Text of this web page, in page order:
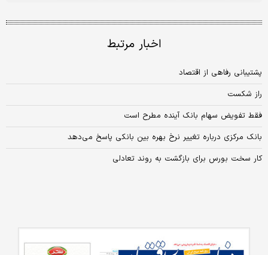
اخبار مرتبط
پشتیبانی رفاهی از اقتصاد
راز شکست
فقط تفویض سهام بانک آینده مطرح است
بانک مرکزی درباره تغییر نرخ بهره بین بانکی پاسخ می‌دهد
کار سخت بورس برای بازگشت به روند تعادلی